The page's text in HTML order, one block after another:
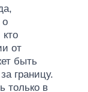
о
от
быть
границу.
только в